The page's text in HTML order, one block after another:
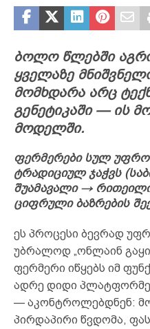
ბოლო წლებში
ყველაზე
მომხდარა არც
გენეტიკაში — ის
მოდელში.
ფერმერები სულ უფრო
ტრადიციულ ჯაჭვს
შუამავალი →
ციფრული ბაზრების
ეს პროცესი ბევრად
უბრალოდ „ონლაინ
ფერმერი იწყებს იმ
ადრე დიდი
— აკონტროლებდნენ:
პირდაპირი წვდომა,